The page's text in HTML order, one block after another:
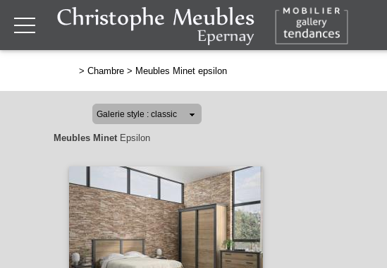
> Chambre > Meubles Minet epsilon
Meubles Minet Epsilon